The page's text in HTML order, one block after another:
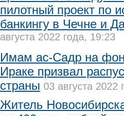
пилотный проект по
банкингу в Чечне и
августа 2022 года, 19:23
Имам ас-Садр на
Ираке призвал
страны 03 августа 2022
Житель